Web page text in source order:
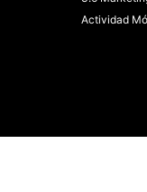
Actividad